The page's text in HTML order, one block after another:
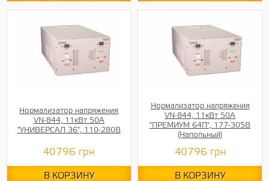
Нормализатор напряжения
VN-844, 11кВт 50А
"УНИВЕРСАЛ 36", 110-280В
40796 грн
В КОРЗИНУ
Нормализатор напряжения
VN-844, 11кВт 50А
"ПРЕМИУМ 64П", 177-305В
(Напольный)
40796 грн
В КОРЗИНУ